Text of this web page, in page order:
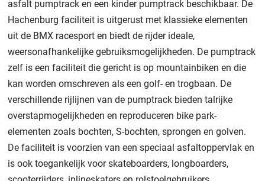
asfalt pumptrack en een kinder pumptrack beschikbaar. De
Hachenburg faciliteit is uitgerust met klassieke elementen
uit de BMX racesport en biedt de rijder ideale,
weersonafhankelijke gebruiksmogelijkheden. De pumptrack
zelf is een faciliteit die gericht is op mountainbiken en die
kan worden omschreven als een golf- en trogbaan. De
verschillende rijlijnen van de pumptrack bieden talrijke
overstapmogelijkheden en reproduceren bike park-
elementen zoals bochten, S-bochten, sprongen en golven.
De faciliteit is voorzien van een speciaal asfaltoppervlak en
is ook toegankelijk voor skateboarders, longboarders,